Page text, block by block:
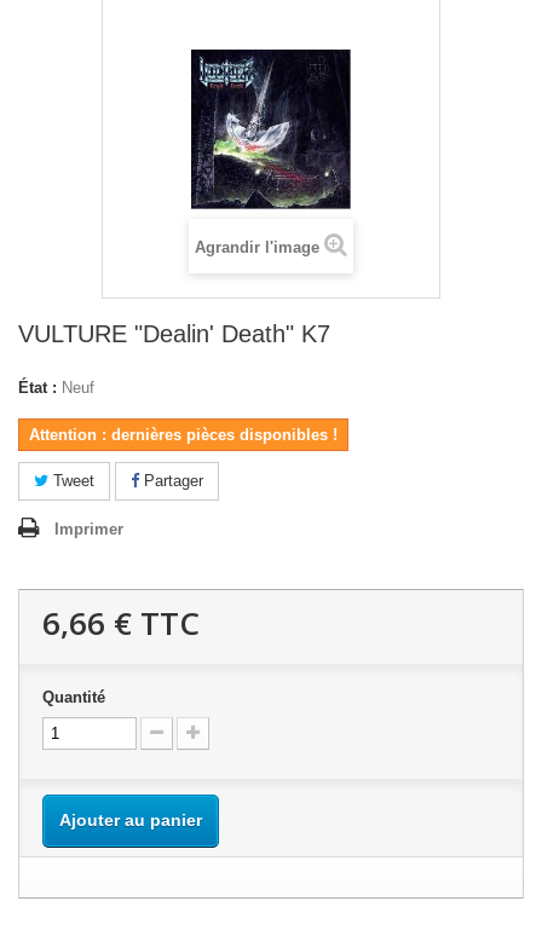
Agrandir l'image
VULTURE "Dealin' Death" K7
État : Neuf
Attention : dernières pièces disponibles !
Tweet Partager
Imprimer
6,66 € TTC
Quantité
Ajouter au panier